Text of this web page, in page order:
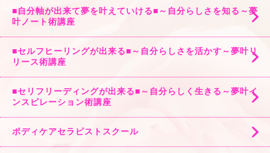
■自分軸が出来て夢を叶えていける■～自分らしさを知る～夢
叶ノート術講座
■セルフヒーリングが出来る■～自分らしさを活かす～夢叶リ
リース術講座
■セリフリーディングが出来る■～自分らしく生きる～夢叶イ
ンスピレーション術講座
ボディケアセラピストスクール